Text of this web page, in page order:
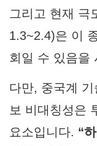
그리고 현재 극
1.3~2.4)은 이
회일 수 있음을
다만, 중국계
보 비대칭성은
요소입니다. “